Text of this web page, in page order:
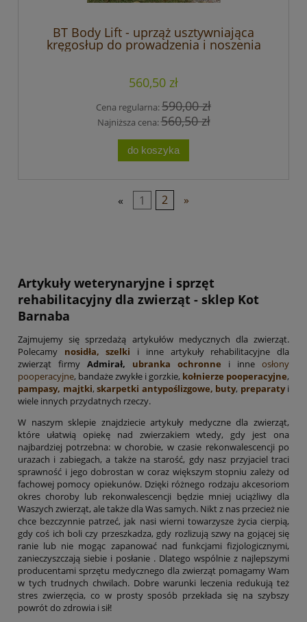
BT Body Lift - uprząż usztywniająca
kręgosłup do prowadzenia i noszenia
560,50 zł
Cena regularna:590,00 zł
Najniższa cena:560,50 zł
do koszyka
« 1 2 »
Artykuły weterynaryjne i sprzęt
rehabilitacyjny dla zwierząt - sklep Kot
Barnaba
Zajmujemy się sprzedażą artykułów medycznych dla zwierząt.
Polecamy nosidła, szelki i inne artykuły rehabilitacyjne dla
zwierząt firmy Admirał, ubranka ochronne i inne osłony
pooperacyjne, bandaże zwykłe i gorzkie, kołnierze pooperacyjne,
pampasy, majtki, skarpetki antypoślizgowe, buty, preparatyi
wiele innych przydatnych rzeczy.
W naszym sklepie znajdziecie artykuły medyczne dla zwierząt,
które ułatwią opiekę nad zwierzakiem wtedy, gdy jest ona
najbardziej potrzebna: w chorobie, w czasie rekonwalescencji po
urazach i zabiegach, a także na starość, gdy nasz przyjaciel traci
sprawność i jego dobrostan w coraz większym stopniu zależy od
fachowej pomocy opiekunów. Dzięki różnego rodzaju akcesoriom
okres choroby lub rekonwalescencji będzie mniej uciążliwy dla
Waszych zwierząt, ale także dla Was samych. Nikt z nas przecież nie
chce bezczynnie patrzeć, jak nasi wierni towarzysze życia cierpią,
gdy coś ich boli czy przeszkadza, gdy rozlizują szwy na gojącej się
ranie lub nie mogąc zapanować nad funkcjami fizjologicznymi,
zanieczyszczają siebie i posłanie . Dlatego wspólnie z najlepszymi
producentami sprzętu medycznego dla zwierząt pomagamy Wam
w tych trudnych chwilach. Dobre warunki leczenia redukują też
stres zwierzęcia, co w prosty sposób przekłada się na szybszy
powrót do zdrowia i sił!